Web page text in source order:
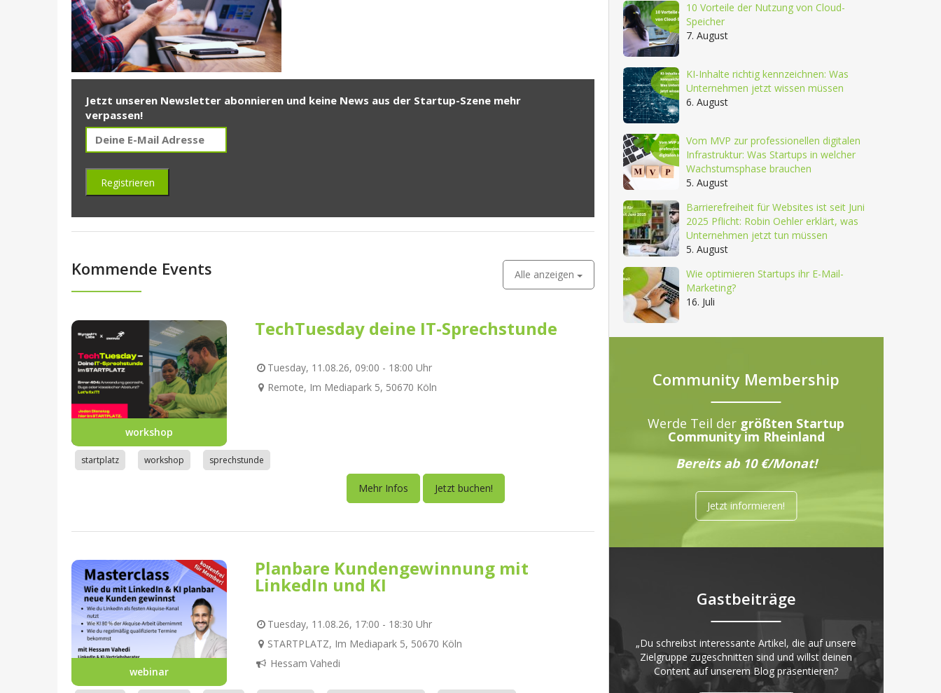
Jetzt unseren Newsletter abonnieren und keine News aus der Startup-Szene mehr
verpassen!
Kommende Events Alle anzeigen
workshop
TechTuesday deine IT-Sprechstunde
Tuesday, 11.08.26, 09:00 - 18:00 Uhr
Remote, Im Mediapark 5, 50670 Köln
startplatz workshop sprechstunde
Mehr Infos Jetzt buchen!
webinar
Planbare Kundengewinnung mit
LinkedIn und KI
Tuesday, 11.08.26, 17:00 - 18:30 Uhr
STARTPLATZ, Im Mediapark 5, 50670 Köln
Hessam Vahedi
10 Vorteile der Nutzung von Cloud-
Speicher
7. August
KI-Inhalte richtig kennzeichnen: Was
Unternehmen jetzt wissen müssen
6. August
Vom MVP zur professionellen digitalen
Infrastruktur: Was Startups in welcher
Wachstumsphase brauchen
5. August
Barrierefreiheit für Websites ist seit Juni
2025 Pflicht: Robin Oehler erklärt, was
Unternehmen jetzt tun müssen
5. August
Wie optimieren Startups ihr E-Mail-
Marketing?
16. Juli
Community Membership
Werde Teil der größten Startup
Community im Rheinland
Bereits ab 10 €/Monat!
Jetzt informieren!
Gastbeiträge
„Du schreibst interessante Artikel, die auf unsere
Zielgruppe zugeschnitten sind und willst deinen
Content auf unserem Blog präsentieren?